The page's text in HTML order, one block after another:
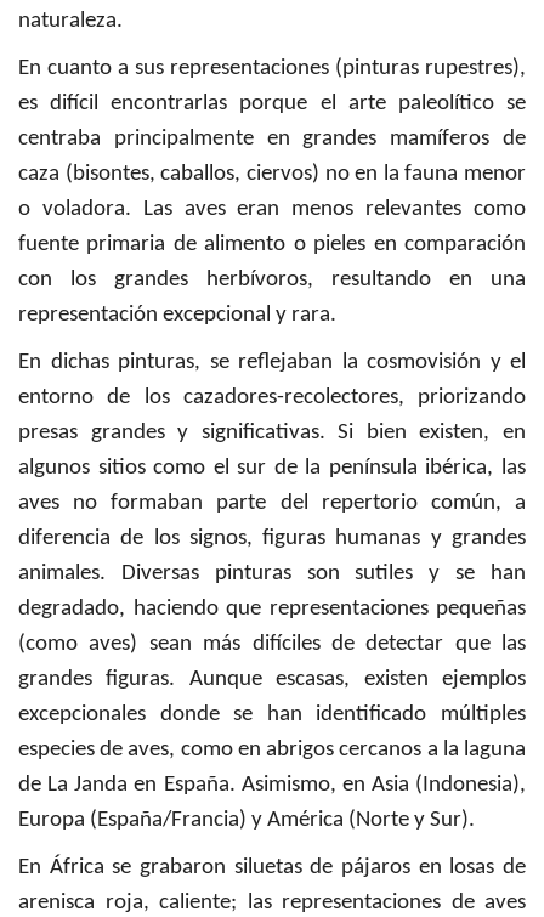
naturaleza.
En cuanto a sus representaciones (pinturas rupestres),
es difícil encontrarlas porque el arte paleolítico se
centraba principalmente en grandes mamíferos de
caza (bisontes, caballos, ciervos) no en la fauna menor
o voladora. Las aves eran menos relevantes como
fuente primaria de alimento o pieles en comparación
con los grandes herbívoros, resultando en una
representación excepcional y rara.
En dichas pinturas, se reflejaban la cosmovisión y el
entorno de los cazadores-recolectores, priorizando
presas grandes y significativas. Si bien existen, en
algunos sitios como el sur de la península ibérica, las
aves no formaban parte del repertorio común, a
diferencia de los signos, figuras humanas y grandes
animales. Diversas pinturas son sutiles y se han
degradado, haciendo que representaciones pequeñas
(como aves) sean más difíciles de detectar que las
grandes figuras. Aunque escasas, existen ejemplos
excepcionales donde se han identificado múltiples
especies de aves, como en abrigos cercanos a la laguna
de La Janda en España. Asimismo, en Asia (Indonesia),
Europa (España/Francia) y América (Norte y Sur).
En África se grabaron siluetas de pájaros en losas de
arenisca roja, caliente; las representaciones de aves